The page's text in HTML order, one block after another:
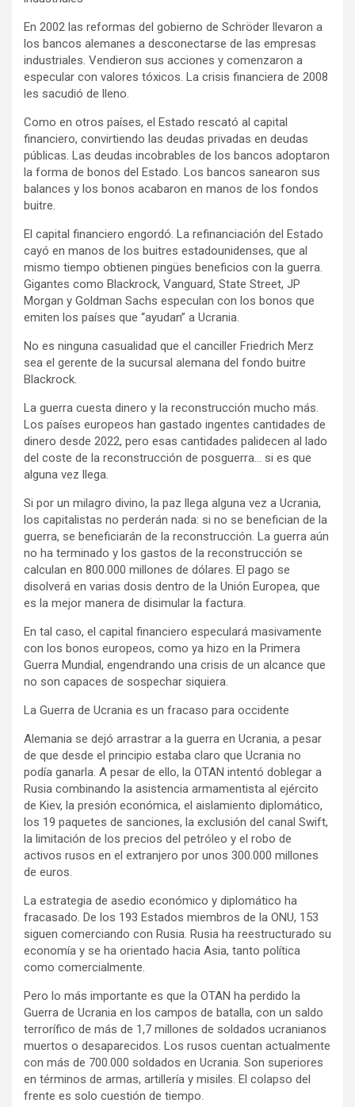
En 2002 las reformas del gobierno de Schröder llevaron a
los bancos alemanes a desconectarse de las empresas
industriales. Vendieron sus acciones y comenzaron a
especular con valores tóxicos. La crisis financiera de 2008
les sacudió de lleno.
Como en otros países, el Estado rescató al capital
financiero, convirtiendo las deudas privadas en deudas
públicas. Las deudas incobrables de los bancos adoptaron
la forma de bonos del Estado. Los bancos sanearon sus
balances y los bonos acabaron en manos de los fondos
buitre.
El capital financiero engordó. La refinanciación del Estado
cayó en manos de los buitres estadounidenses, que al
mismo tiempo obtienen pingües beneficios con la guerra.
Gigantes como Blackrock, Vanguard, State Street, JP
Morgan y Goldman Sachs especulan con los bonos que
emiten los países que “ayudan” a Ucrania.
No es ninguna casualidad que el canciller Friedrich Merz
sea el gerente de la sucursal alemana del fondo buitre
Blackrock.
La guerra cuesta dinero y la reconstrucción mucho más.
Los países europeos han gastado ingentes cantidades de
dinero desde 2022, pero esas cantidades palidecen al lado
del coste de la reconstrucción de posguerra… si es que
alguna vez llega.
Si por un milagro divino, la paz llega alguna vez a Ucrania,
los capitalistas no perderán nada: si no se benefician de la
guerra, se beneficiarán de la reconstrucción. La guerra aún
no ha terminado y los gastos de la reconstrucción se
calculan en 800.000 millones de dólares. El pago se
disolverá en varias dosis dentro de la Unión Europea, que
es la mejor manera de disimular la factura.
En tal caso, el capital financiero especulará masivamente
con los bonos europeos, como ya hizo en la Primera
Guerra Mundial, engendrando una crisis de un alcance que
no son capaces de sospechar siquiera.
La Guerra de Ucrania es un fracaso para occidente
Alemania se dejó arrastrar a la guerra en Ucrania, a pesar
de que desde el principio estaba claro que Ucrania no
podía ganarla. A pesar de ello, la OTAN intentó doblegar a
Rusia combinando la asistencia armamentista al ejército
de Kiev, la presión económica, el aislamiento diplomático,
los 19 paquetes de sanciones, la exclusión del canal Swift,
la limitación de los precios del petróleo y el robo de
activos rusos en el extranjero por unos 300.000 millones
de euros.
La estrategia de asedio económico y diplomático ha
fracasado. De los 193 Estados miembros de la ONU, 153
siguen comerciando con Rusia. Rusia ha reestructurado su
economía y se ha orientado hacia Asia, tanto política
como comercialmente.
Pero lo más importante es que la OTAN ha perdido la
Guerra de Ucrania en los campos de batalla, con un saldo
terrorífico de más de 1,7 millones de soldados ucranianos
muertos o desaparecidos. Los rusos cuentan actualmente
con más de 700.000 soldados en Ucrania. Son superiores
en términos de armas, artillería y misiles. El colapso del
frente es solo cuestión de tiempo.